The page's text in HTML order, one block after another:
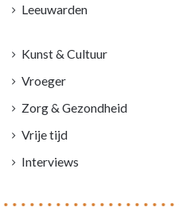
Leeuwarden
Kunst & Cultuur
Vroeger
Zorg & Gezondheid
Vrije tijd
Interviews